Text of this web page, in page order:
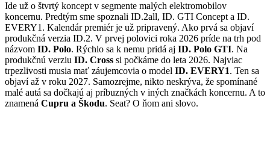
Ide už o štvrtý koncept v segmente malých elektromobilov
koncernu. Predtým sme spoznali ID.2all, ID. GTI Concept a ID.
EVERY1. Kalendár premiér je už pripravený. Ako prvá sa objaví
produkčná verzia ID.2. V prvej polovici roka 2026 príde na trh pod
názvom ID. Polo. Rýchlo sa k nemu pridá aj ID. Polo GTI. Na
produkčnú verziu ID. Cross si počkáme do leta 2026. Najviac
trpezlivosti musia mať záujemcovia o model ID. EVERY1. Ten sa
objaví až v roku 2027. Samozrejme, nikto neskrýva, že spomínané
malé autá sa dočkajú aj príbuzných v iných značkách koncernu. A to
znamená Cupru a Škodu. Seat? O ňom ani slovo.